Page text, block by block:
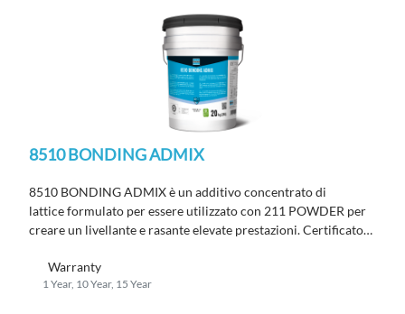
8510 BONDING ADMIX
8510 BONDING ADMIX è un additivo concentrato di
lattice formulato per essere utilizzato con 211 POWDER per
creare un livellante e rasante elevate prestazioni. Certificato
Warranty
1 Year, 10 Year, 15 Year